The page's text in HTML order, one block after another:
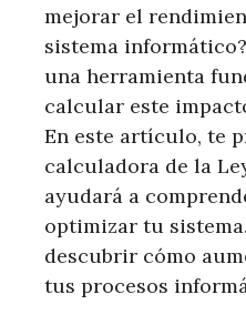
mejorar el
sistema
una herramienta
calcular este
En este artículo, te
calculadora de la
ayudará a
optimizar tu
descubrir cómo
tus procesos